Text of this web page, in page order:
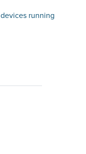
running